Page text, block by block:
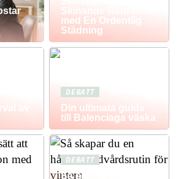
Skinande Rent Hem
med En Ordentlig
Städning
av
DEBATT
Din ultimata guide
till Balenciaga väska
DEBATT
Så skapar du en